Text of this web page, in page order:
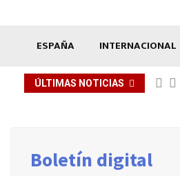
ESPAÑA INTERNACIONAL
ÚLTIMAS NOTICIAS
Boletín digital